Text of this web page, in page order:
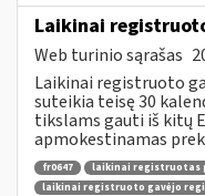
Laikinai
Web turinio sąrašas
Laikinai registruoto
suteikia teisę 30
tikslams gauti iš kitų
apmokestinamas
fr0647 laikinai registruotas
laikinai registruoto gavėjo